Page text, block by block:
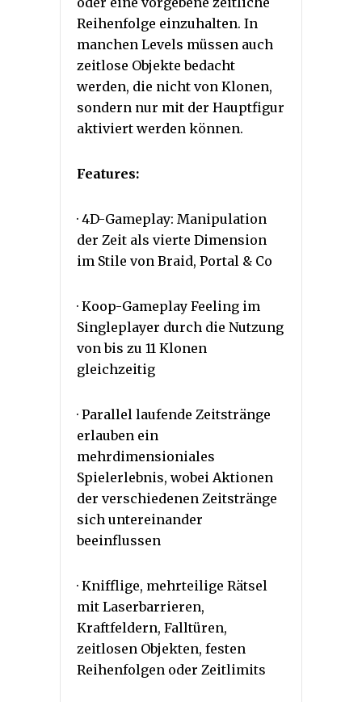
Reihenfolge einzuhalten. In
manchen Levels müssen auch
zeitlose Objekte bedacht
werden, die nicht von Klonen,
sondern nur mit der Hauptfigur
aktiviert werden können.
Features:
· 4D-Gameplay: Manipulation
der Zeit als vierte Dimension
im Stile von Braid, Portal & Co
· Koop-Gameplay Feeling im
Singleplayer durch die Nutzung
von bis zu 11 Klonen
gleichzeitig
· Parallel laufende Zeitstränge
erlauben ein
mehrdimensioniales
Spielerlebnis, wobei Aktionen
der verschiedenen Zeitstränge
sich untereinander
beeinflussen
· Knifflige, mehrteilige Rätsel
mit Laserbarrieren,
Kraftfeldern, Falltüren,
zeitlosen Objekten, festen
Reihenfolgen oder Zeitlimits